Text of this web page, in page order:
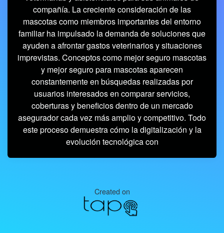
compañía. La creciente consideración de las
mascotas como miembros importantes del entorno
familiar ha impulsado la demanda de soluciones que
ayuden a afrontar gastos veterinarios y situaciones
imprevistas. Conceptos como mejor seguro mascotas
y mejor seguro para mascotas aparecen
constantemente en búsquedas realizadas por
usuarios interesados en comparar servicios,
coberturas y beneficios dentro de un mercado
asegurador cada vez más amplio y competitivo. Todo
este proceso demuestra cómo la digitalización y la
evolución tecnológica con
Created on